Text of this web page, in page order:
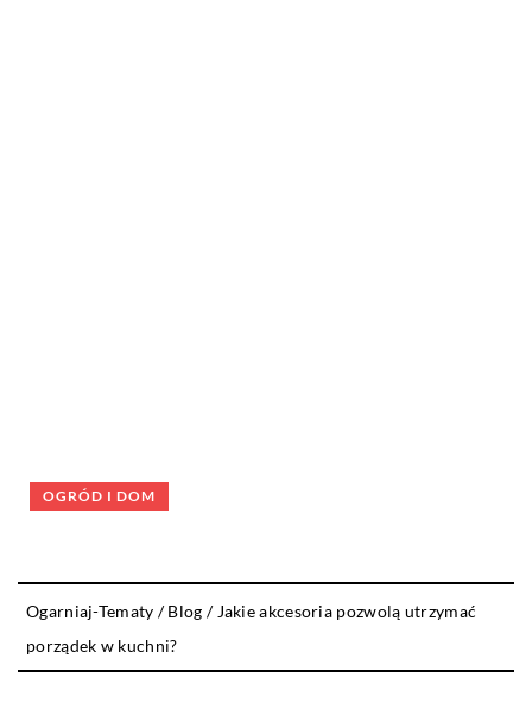
OGRÓD I DOM
Ogarniaj-Tematy /Blog / Jakie akcesoria pozwolą utrzymać
porządek w kuchni?